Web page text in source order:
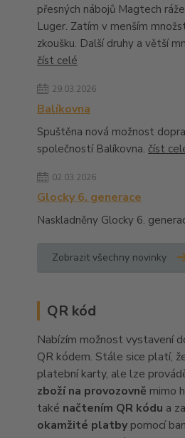
přesných nábojů Magtech
Luger. Zatím v menším
zkoušku. Další druhy a větší
číst celé
29.03.2026
Balíkovna
Spuštěna nová možnost
společností Balíkovna. číst
02.03.2026
Glocky 6. generace
Naskladněny Glocky 6.
Zobrazit všechny novinky
QR kód
Nabízím možnost vystavení
QR kódem. Stále sice platí,
platební karty, ale lze
zboží na provozovně mimo
také načtením QR kódu a
okamžité platby pomocí